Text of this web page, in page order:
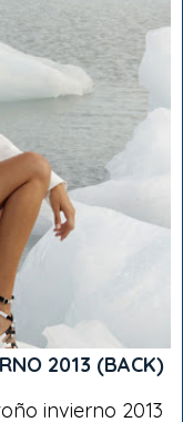
2013 (BACK)
invierno 2013